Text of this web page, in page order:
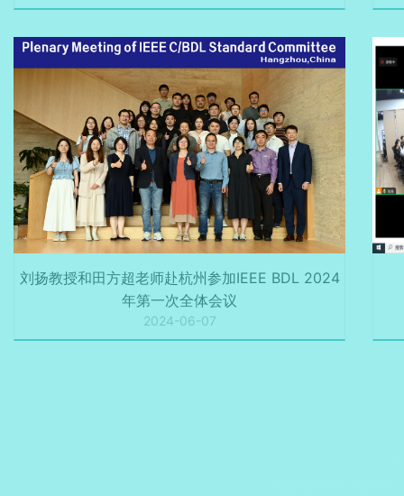
刘扬教授和田方超老师赴杭州参加IEEE BDL 2024
年第一次全体会议
2024-06-07